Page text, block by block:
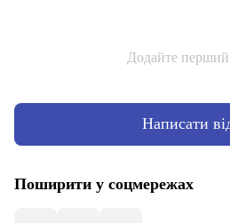
Додайте перший
Написати
Поширити у соцмережах